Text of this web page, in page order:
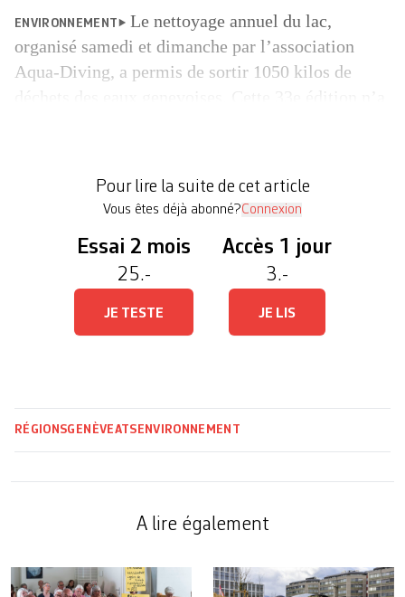
ENVIRONNEMENT
Le nettoyage annuel du lac,
organisé samedi et dimanche par l’association
Aqua-Diving, a permis de sortir 1050 kilos de
1583 mégots. Tel est l’aperçu […]
Pour lire la suite de cet article
Vous êtes déjà abonné?Connexion
Essai 2 mois
25.-
JE TESTE
Accès 1 jour
3.-
JE LIS
RÉGIONSGENÈVEATS ENVIRONNEMENT
A lire également